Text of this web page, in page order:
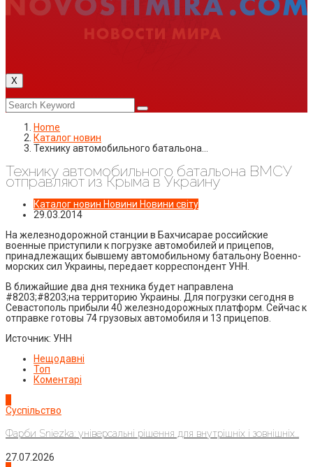
X
Home
Каталог новин
Технику автомобильного батальона…
Технику автомобильного батальона ВМСУ
отправляют из Крыма в Украину
Каталог новин Новини Новини світу
29.03.2014
На железнодорожной станции в Бахчисарае российские
военные приступили к погрузке автомобилей и прицепов,
принадлежащих бывшему автомобильному батальону Военно-
морских сил Украины, передает корреспондент УНН.
В ближайшие два дня техника будет направлена
#8203;#8203;на территорию Украины. Для погрузки сегодня в
Севастополь прибыли 40 железнодорожных платформ. Сейчас к
отправке готовы 74 грузовых автомобиля и 13 прицепов.
Источник: УНН
Нещодавні
Топ
Коментарі
Суспільство
Фарби Sniezka: універсальні рішення для внутрішніх і зовнішніх...
27.07.2026